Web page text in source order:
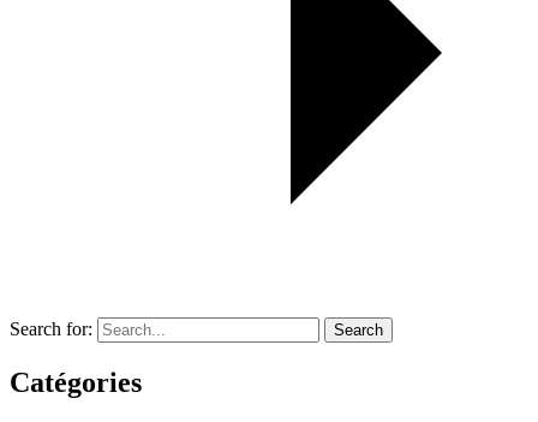
Search for: Search
Catégories